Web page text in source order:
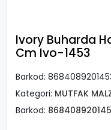
Ivory Buharda
Cm Ivo-1453
Barkod:
Kategori: MUTFAK
Barkod: